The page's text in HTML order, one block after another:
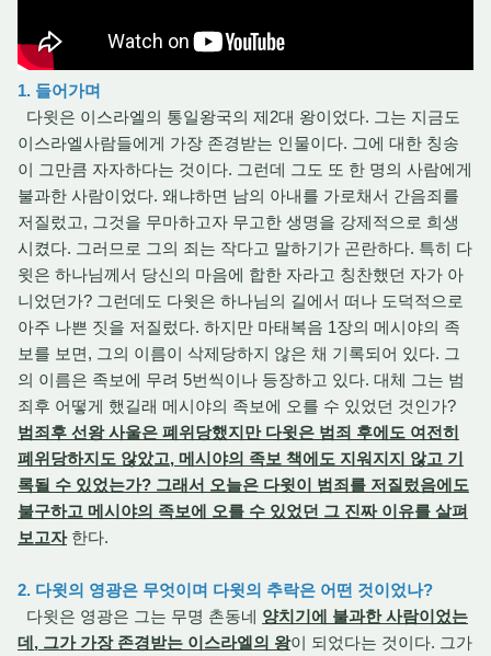
1. 들어가며
다윗은 이스라엘의 통일왕국의 제2대 왕이었다. 그는 지금도
이스라엘사람들에게 가장 존경받는 인물이다. 그에 대한 칭송
이 그만큼 자자하다는 것이다. 그런데 그도 또 한 명의 사람에게
불과한 사람이었다. 왜냐하면 남의 아내를 가로채서 간음죄를
저질렀고, 그것을 무마하고자 무고한 생명을 강제적으로 희생
시켰다. 그러므로 그의 죄는 작다고 말하기가 곤란하다. 특히 다
윗은 하나님께서 당신의 마음에 합한 자라고 칭찬했던 자가 아
니었던가? 그런데도 다윗은 하나님의 길에서 떠나 도덕적으로
아주 나쁜 짓을 저질렀다. 하지만 마태복음 1장의 메시야의 족
보를 보면, 그의 이름이 삭제당하지 않은 채 기록되어 있다. 그
의 이름은 족보에 무려 5번씩이나 등장하고 있다. 대체 그는 범
죄후 어떻게 했길래 메시야의 족보에 오를 수 있었던 것인가?
범죄후 선왕 사울은 폐위당했지만 다윗은 범죄 후에도 여전히
폐위당하지도 않았고, 메시야의 족보 책에도 지워지지 않고 기
록될 수 있었는가? 그래서 오늘은 다윗이 범죄를 저질렀음에도
불구하고 메시야의 족보에 오를 수 있었던 그 진짜 이유를 살펴
보고자한다.
2. 다윗의 영광은 무엇이며 다윗의 추락은 어떤 것이었나?
다윗은 영광은 그는 무명 촌동네 양치기에 불과한 사람이었는
데, 그가 가장 존경받는 이스라엘의 왕이 되었다는 것이다. 그가